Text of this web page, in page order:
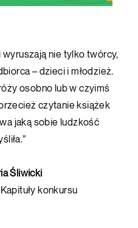
nie tylko twórcy,
– dzieci i młodzież.
osobno lub w czyimś
czytanie książek
jaką sobie ludzkość
Śliwicki
konkursu